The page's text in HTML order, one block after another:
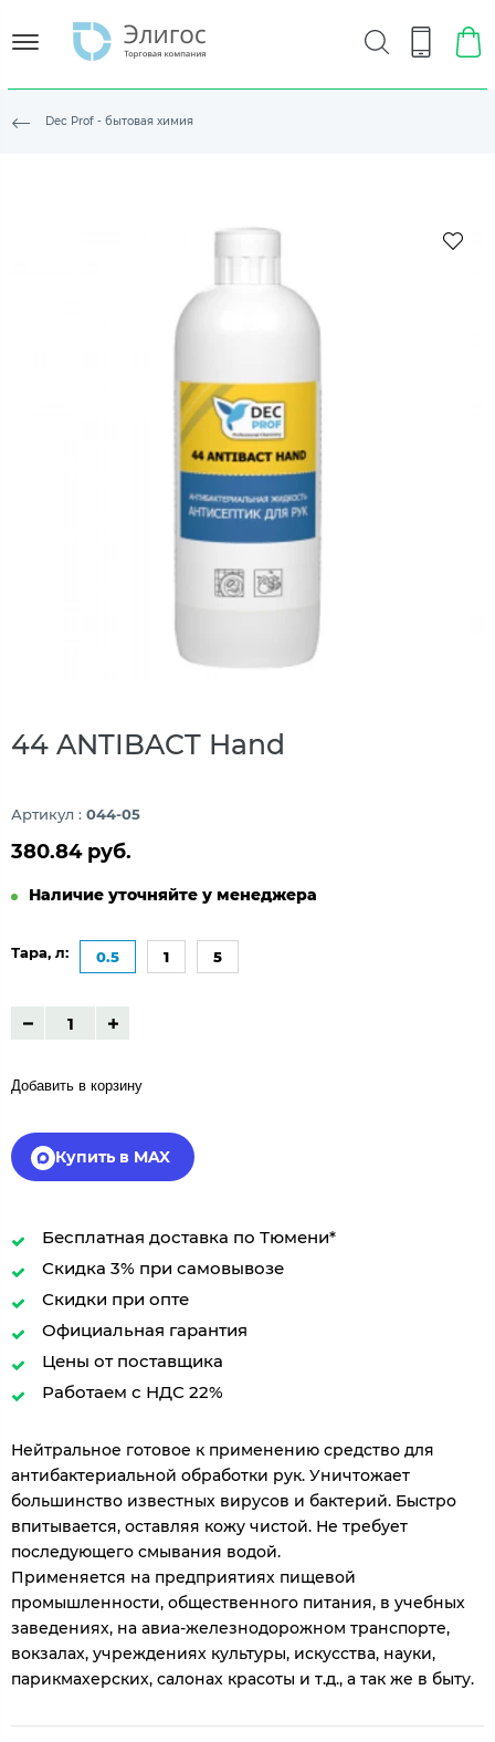
Dec Prof - бытовая химия
44 ANTIBACT Hand
Артикул : 044-05
380.84 руб.
Наличие уточняйте у менеджера
Тара, л: 0.5 1 5
Добавить в корзину
Купить в MAX
Бесплатная доставка по Тюмени*
Скидка 3% при самовывозе
Скидки при опте
Официальная гарантия
Цены от поставщика
Работаем с НДС 22%
Нейтральное готовое к применению средство для
антибактериальной обработки рук. Уничтожает
большинство известных вирусов и бактерий. Быстро
впитывается, оставляя кожу чистой. Не требует
последующего смывания водой.
Применяется на предприятиях пищевой
промышленности, общественного питания, в учебных
заведениях, на авиа-железнодорожном транспорте,
вокзалах, учреждениях культуры, искусства, науки,
парикмахерских, салонах красоты и т.д., а так же в быту.